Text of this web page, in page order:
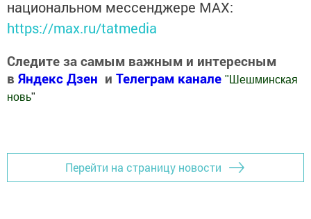
национальном мессенджере MАХ:
https://max.ru/tatmedia
Следите за самым важным и интересным
в Яндекс Дзен и Телеграм канале " Шешминская
новь"
Перейти на страницу новости